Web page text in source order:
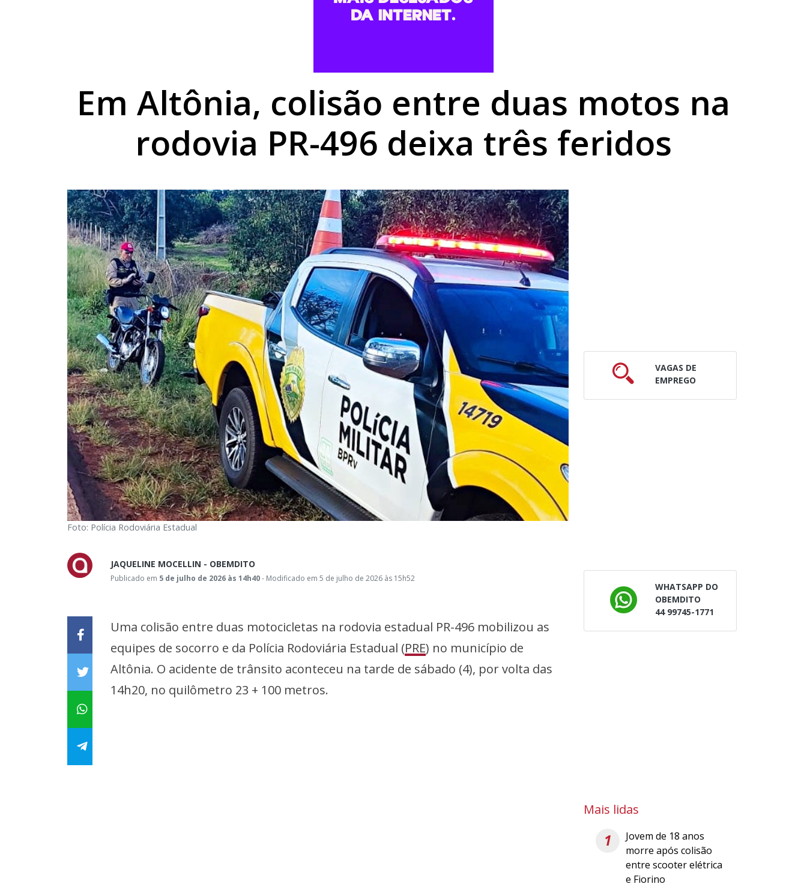
Projeto do TechnoPark garante reconhecimento estadual a Umuarama
Em Altônia, colisão entre duas motos na
rodovia PR-496 deixa três feridos
Foto: Polícia Rodoviária Estadual
JAQUELINE MOCELLIN - OBEMDITO
Publicado em 5 de julho de 2026 às 14h40- Modificado em 5 de julho de 2026 às 15h52
Uma colisão entre duas motocicletas na rodovia estadual PR-496 mobilizou as
equipes de socorro e da Polícia Rodoviária Estadual (PRE) no município de
Altônia. O acidente de trânsito aconteceu na tarde de sábado (4), por volta das
14h20, no quilômetro 23 + 100 metros.
VAGAS DE
EMPREGO
WHATSAPP DO
OBEMDITO
44 99745-1771
Mais lidas
1
Jovem de 18 anos
morre após colisão
entre scooter elétrica
e Fiorino